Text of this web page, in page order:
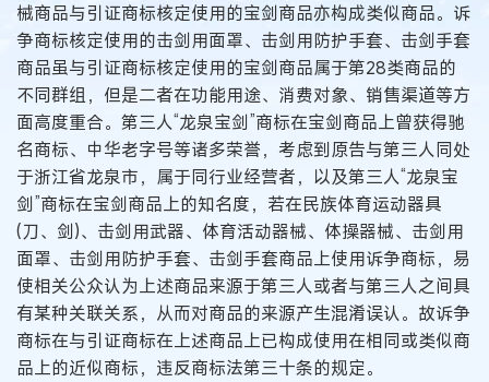
械商品与引证商标核定使用的宝剑商品亦构成类似商品。诉
争商标核定使用的击剑用面罩、击剑用防护手套、击剑手套
商品虽与引证商标核定使用的宝剑商品属于第28类商品的
不同群组，但是二者在功能用途、消费对象、销售渠道等方
面高度重合。第三人“龙泉宝剑”商标在宝剑商品上曾获得驰
名商标、中华老字号等诸多荣誉，考虑到原告与第三人同处
于浙江省龙泉市，属于同行业经营者，以及第三人“龙泉宝
剑”商标在宝剑商品上的知名度，若在民族体育运动器具
(刀、剑)、击剑用武器、体育活动器械、体操器械、击剑用
面罩、击剑用防护手套、击剑手套商品上使用诉争商标，易
使相关公众认为上述商品来源于第三人或者与第三人之间具
有某种关联关系，从而对商品的来源产生混淆误认。故诉争
商标在与引证商标在上述商品上已构成使用在相同或类似商
品上的近似商标，违反商标法第三十条的规定。